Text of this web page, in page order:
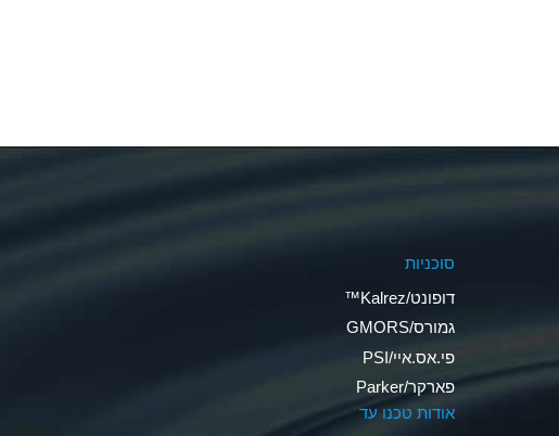
סוכניות
דופונט/Kalrez™
גמורס/GMORS
פי.אס.איי/PSI
פארקר/Parker
אודות טכנו עד